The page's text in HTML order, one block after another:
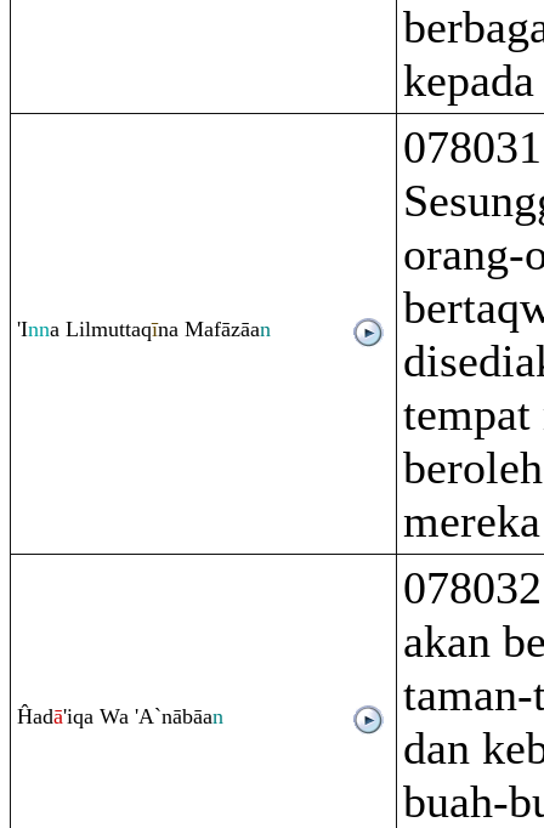
'Inna Lilmuttaqīna Mafāzāan
078031
orang-
tempat
Ĥadā'iqa Wa 'A`nābāan
akan
taman-
dan
buah-